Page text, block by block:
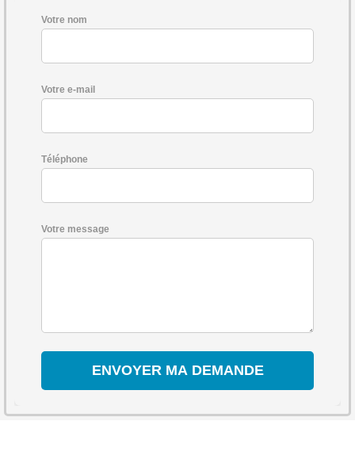
Votre nom
Votre e-mail
Téléphone
Votre message